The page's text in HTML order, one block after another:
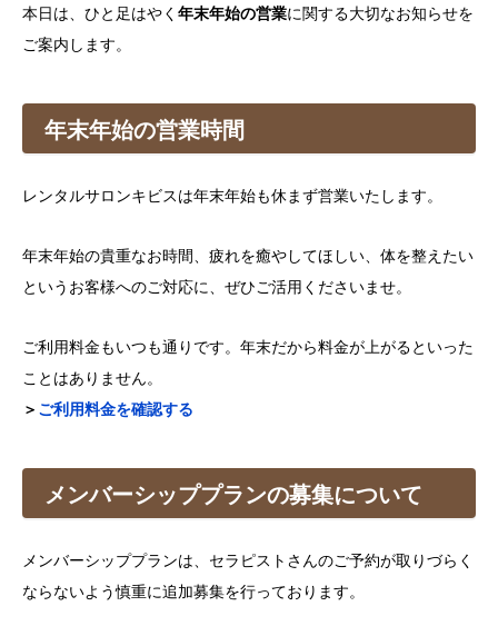
本日は、ひと足はやく 年末年始の営業に関する大切なお知らせを
ご案内します。
年末年始の営業時間
レンタルサロンキビスは年末年始も休まず営業いたします。
年末年始の貴重なお時間、疲れを癒やしてほしい、体を整えたい
というお客様へのご対応に、ぜひご活用くださいませ。
ご利用料金もいつも通りです。年末だから料金が上がるといった
ことはありません。
＞ ご利用料金を確認する
メンバーシッププランの募集について
メンバーシッププランは、セラピストさんのご予約が取りづらく
ならないよう慎重に追加募集を行っております。